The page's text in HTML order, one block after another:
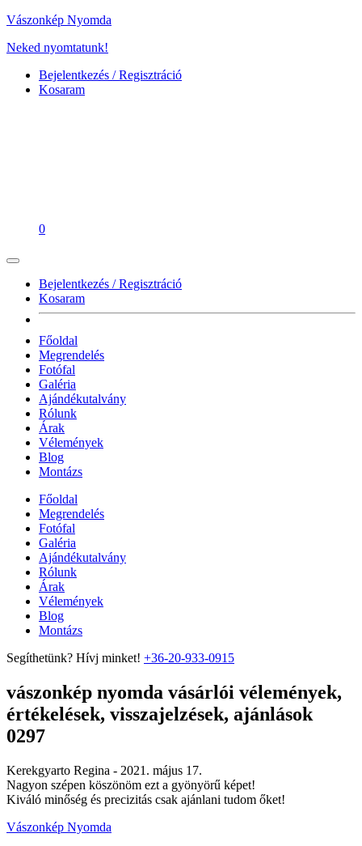
Vászonkép Nyomda
Neked nyomtatunk!
Bejelentkezés / Regisztráció
Kosaram
0
Bejelentkezés / Regisztráció
Kosaram
Főoldal
Megrendelés
Fotófal
Galéria
Ajándékutalvány
Rólunk
Árak
Vélemények
Blog
Montázs
Főoldal
Megrendelés
Fotófal
Galéria
Ajándékutalvány
Rólunk
Árak
Vélemények
Blog
Montázs
Segíthetünk? Hívj minket! +36-20-933-0915
vászonkép nyomda vásárlói vélemények,
értékelések, visszajelzések, ajánlások
0297
Kerekgyarto Regina - 2021. május 17.
Nagyon szépen köszönöm ezt a gyönyörű képet!
Kiváló minőség és precizitás csak ajánlani tudom őket!
Vászonkép Nyomda